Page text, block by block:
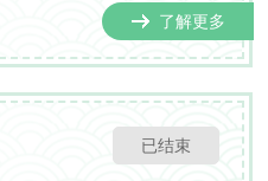
德市丁玲纪念馆与中国文化
文化促进会承办，旨在以丁
传递时代强音，培育担当
了解更多
已结束